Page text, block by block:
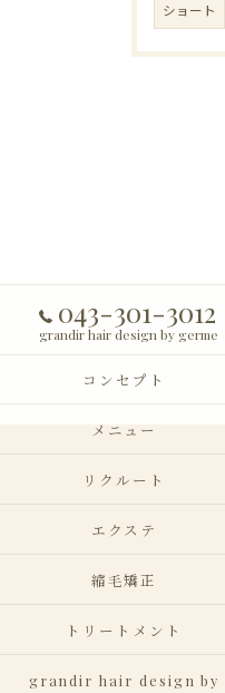
ショート
043-301-3012
grandir hair design by germe
コンセプト
メニュー
リクルート
エクステ
縮毛矯正
トリートメント
grandir hair design by